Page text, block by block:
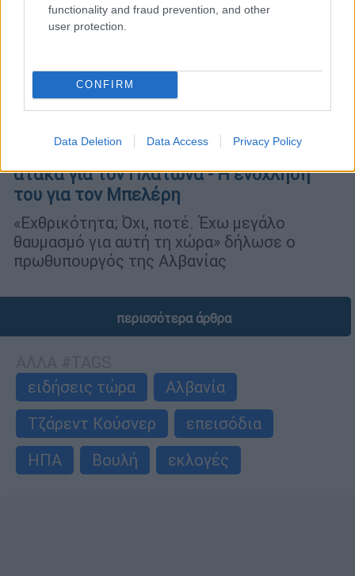
functionality and fraud prevention, and other
user protection.
CONFIRM
Data Deletion Data Access Privacy Policy
22.04.2026 22:25
«Ήταν χιούμορ» λέει ο Ράμα για την
ατάκα για τον Πλάτωνα - Η ενόχλησή
του για τον Μπελέρη
«Εχθρικότητα; Όχι, ποτέ. Έχω μεγάλο
θαυμασμό για αυτή τη χώρα» δήλωσε ο
πρωθυπουργός της Αλβανίας
περισσότερα άρθρα
ειδήσεις τώρα
Αλβανία
Τζάρεντ Κούσνερ
επεισόδια
ΗΠΑ
Βουλή εκλογές